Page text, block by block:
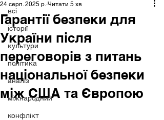
всі
історії
культури
політика
аналіз
міжнародний
конфлікт
Гарантії безпеки для
України після
переговорів з питань
національної безпеки
між США та Європою
24 серп. 2025 р. Читати 5 хв